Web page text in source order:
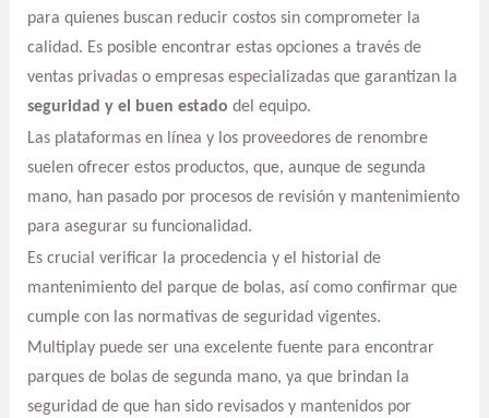
para quienes buscan reducir costos sin comprometer la
calidad. Es posible encontrar estas opciones a través de
ventas privadas o empresas especializadas que garantizan la
seguridad y el buen estado del equipo.
Las plataformas en línea y los proveedores de renombre
suelen ofrecer estos productos, que, aunque de segunda
mano, han pasado por procesos de revisión y mantenimiento
para asegurar su funcionalidad.
Es crucial verificar la procedencia y el historial de
mantenimiento del parque de bolas, así como confirmar que
cumple con las normativas de seguridad vigentes.
Multiplay puede ser una excelente fuente para encontrar
parques de bolas de segunda mano, ya que brindan la
seguridad de que han sido revisados y mantenidos por